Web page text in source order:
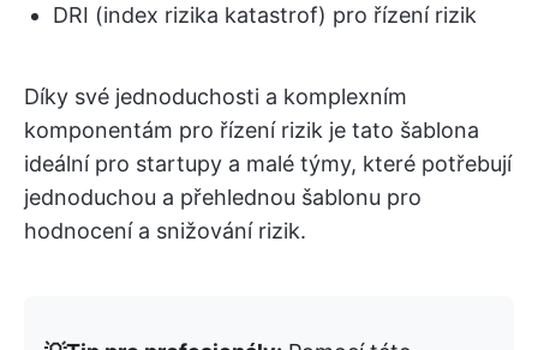
DRI (index rizika katastrof) pro řízení rizik
Díky své jednoduchosti a komplexním
komponentám pro řízení rizik je tato šablona
ideální pro startupy a malé týmy, které potřebují
jednoduchou a přehlednou šablonu pro
hodnocení a snižování rizik.